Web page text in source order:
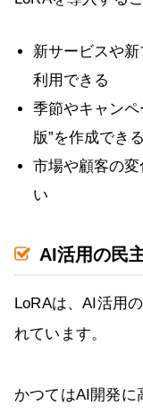
新サービスや
利用できる
季節やキャン
版”を作成できる
市場や顧客の
い
AI活用の民
LoRAは、AI活用
れています。
かつてはAI開発に